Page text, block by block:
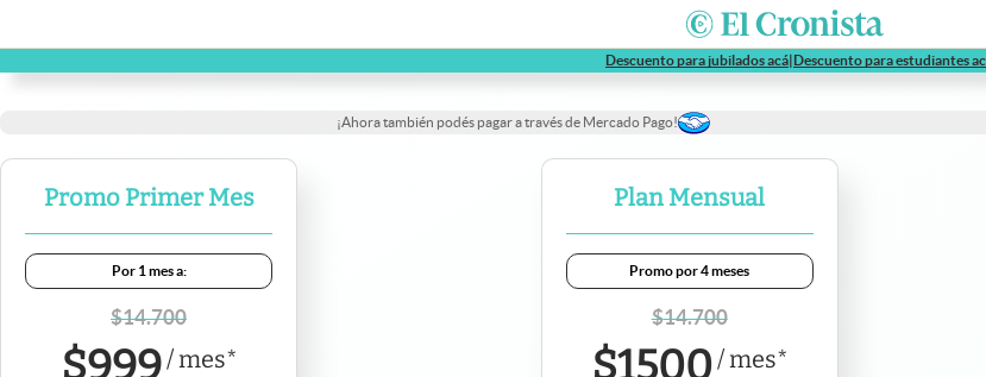
Descuento para jubilados acáabre en nueva pestaña
|Descuento para estudiantes
¡Ahora también podés pagar a través de Mercado Pago!
Promo Primer Mes
Por 1 mes a:
$14.700
$999/mes*
Plan Mensual
Promo por 4 meses
$14.700
$1500/mes*